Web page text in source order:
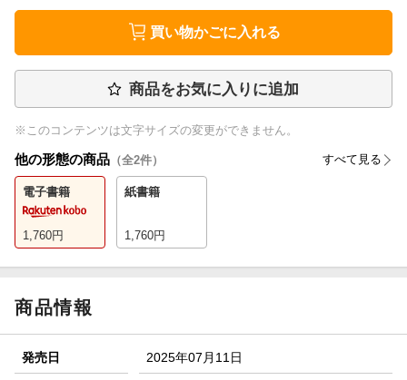
買い物かごに入れる
商品をお気に入りに追加
※このコンテンツは文字サイズの変更ができません。
他の形態の商品 （全2件） すべて見る
電子書籍
1,760円
紙書籍
1,760円
商品情報
発売日 2025年07月11日